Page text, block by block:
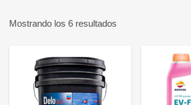
Mostrando los 6 resultados